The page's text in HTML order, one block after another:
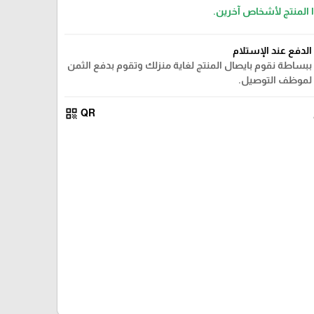
المنتج لأشخاص آخرين.
الدفع عند الإستلام
ببساطة نقوم بايصال المنتج لغاية منزلك وتقوم بدفع الثمن
لموظف التوصيل.
QR
qr_code